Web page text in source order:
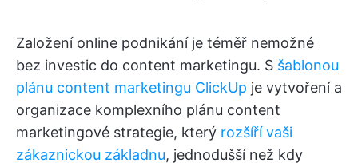
Založení online podnikání je téměř nemožné
bez investic do content marketingu. S šablonou
plánu content marketingu ClickUp je vytvoření a
organizace komplexního plánu content
marketingové strategie, který rozšíří vaši
zákaznickou základnu, jednodušší než kdy